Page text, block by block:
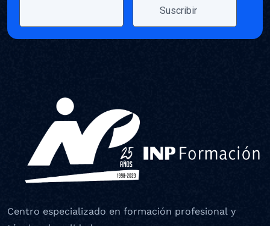
Centro especializado en formación profesional y